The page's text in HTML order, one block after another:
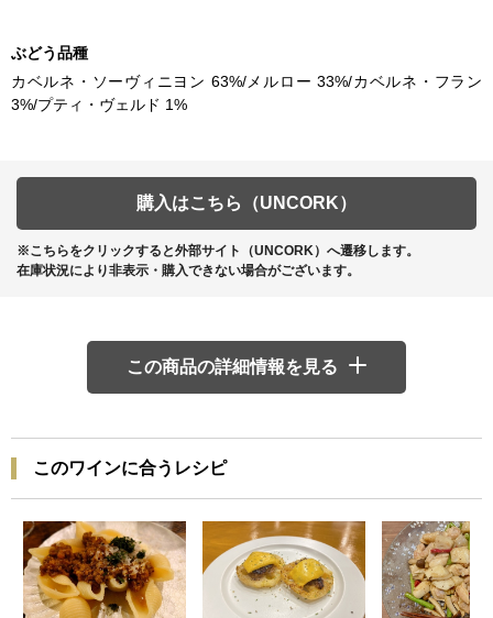
ぶどう品種
カベルネ・ソーヴィニヨン 63%/メルロー 33%/カベルネ・フラン
3%/プティ・ヴェルド 1%
購入はこちら（UNCORK）
※こちらをクリックすると外部サイト（UNCORK）へ遷移します。
在庫状況により非表示・購入できない場合がございます。
この商品の詳細情報を見る
このワインに合うレシピ